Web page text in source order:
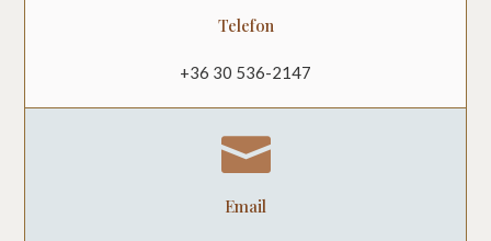
Telefon
+36 30 536-2147

Email